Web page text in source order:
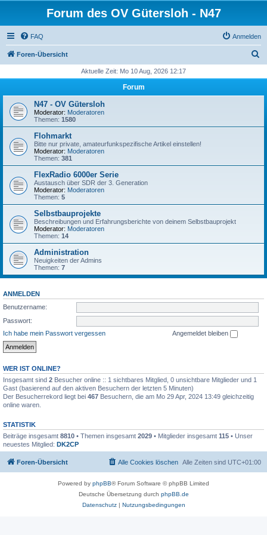
Forum des OV Gütersloh - N47
FAQ Anmelden
Foren-Übersicht
h
Aktuelle Zeit: Mo 10 Aug, 2026 12:17
Forum
N47 - OV Gütersloh
Moderator: Moderatoren
Themen: 1580
Flohmarkt
Bitte nur private, amateurfunkspezifische Artikel einstellen!
Moderator: Moderatoren
Themen: 381
FlexRadio 6000er Serie
Austausch über SDR der 3. Generation
Moderator: Moderatoren
Themen: 5
Selbstbauprojekte
Beschreibungen und Erfahrungsberichte von deinem Selbstbauprojekt
Moderator: Moderatoren
Themen: 14
Administration
Neuigkeiten der Admins
Themen: 7
ANMELDEN
Benutzername:
Passwort:
Ich habe mein Passwort vergessen
Angemeldet bleiben
WER IST ONLINE?
Insgesamt sind 2 Besucher online :: 1 sichtbares Mitglied, 0 unsichtbare Mitglieder und 1
Gast (basierend auf den aktiven Besuchern der letzten 5 Minuten)
Der Besucherrekord liegt bei 467 Besuchern, die am Mo 29 Apr, 2024 13:49 gleichzeitig
online waren.
STATISTIK
Beiträge insgesamt 8810 • Themen insgesamt 2029 • Mitglieder insgesamt 115 • Unser
neuestes Mitglied: DK2CP
Foren-Übersicht Alle Zeiten sind UTC+01:00
Alle Cookies löschen
Powered by phpBB® Forum Software © phpBB Limited
Deutsche Übersetzung durch phpBB.de
Datenschutz| Nutzungsbedingungen